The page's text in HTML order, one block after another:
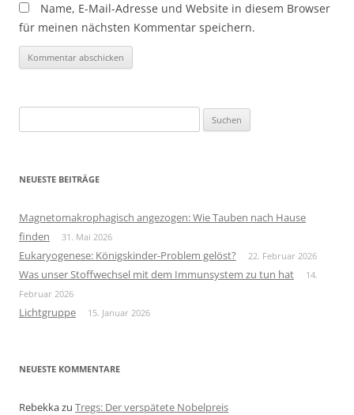
Name, E-Mail-Adresse und Website in diesem Browser
für meinen nächsten Kommentar speichern.
nach:
NEUESTE BEITRÄGE
Magnetomakrophagisch angezogen: Wie Tauben nach Hause
finden
31. Mai 2026
Eukaryogenese: Königskinder-Problem gelöst? 22. Februar 2026
Was unser Stoffwechsel mit dem Immunsystem zu tun hat
14.
Februar 2026
Lichtgruppe 15. Januar 2026
NEUESTE KOMMENTARE
Rebekkazu Tregs: Der verspätete Nobelpreis